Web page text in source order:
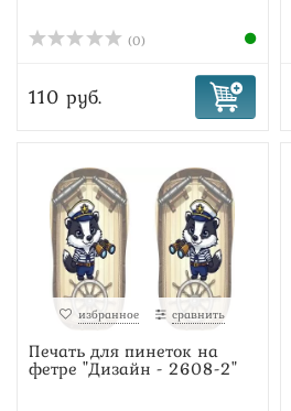
(0)
110 руб.
избранное сравнить
Печать для пинеток на
фетре "Дизайн - 2608-2"